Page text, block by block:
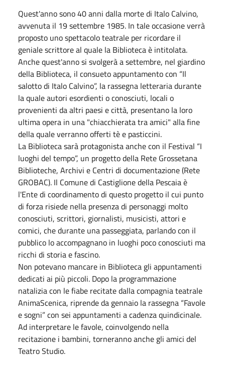
Quest'anno sono 40 anni dalla morte di Italo Calvino,
avvenuta il 19settembre 1985. In tale occasione verrà
proposto uno spettacolo teatrale per ricordare il
geniale scrittore al quale la Biblioteca è intitolata.
Anche quest'anno si svolgerà a settembre, nel giardino
della Biblioteca, il consueto appuntamento con “Il
salotto di Italo Calvino”, la rassegna letteraria durante
la quale autori esordienti o conosciuti, locali o
provenienti da altri paesi e città, presentano la loro
ultima opera in una "chiacchierata tra amici" alla fine
della quale verranno offerti tè e pasticcini.
La Biblioteca sarà protagonista anche con il Festival “I
luoghi del tempo”, un progetto della Rete Grossetana
Biblioteche, Archivi e Centri di documentazione (Rete
GROBAC). Il Comune di Castiglione della Pescaia è
l'Ente di coordinamento di questo progetto il cui punto
di forza risiede nella presenza di personaggi molto
conosciuti, scrittori, giornalisti, musicisti, attori e
comici, che durante una passeggiata, parlando con il
pubblico lo accompagnano in luoghi poco conosciuti ma
ricchi di storia e fascino.
Non potevano mancare in Biblioteca gli appuntamenti
dedicati ai più piccoli. Dopo la programmazione
natalizia con le fiabe recitate dalla compagnia teatrale
AnimaScenica, riprende da gennaio la rassegna “Favole
e sogni” con sei appuntamenti a cadenza quindicinale.
Ad interpretare le favole, coinvolgendo nella
recitazione i bambini, torneranno anche gli amici del
Teatro Studio.